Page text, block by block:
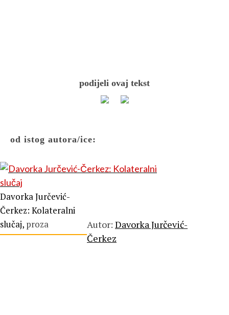
podijeli ovaj tekst
od istog autora/ice:
Davorka Jurčević-
Čerkez: Kolateralni
slučaj, proza Autor: Davorka Jurčević-
Čerkez